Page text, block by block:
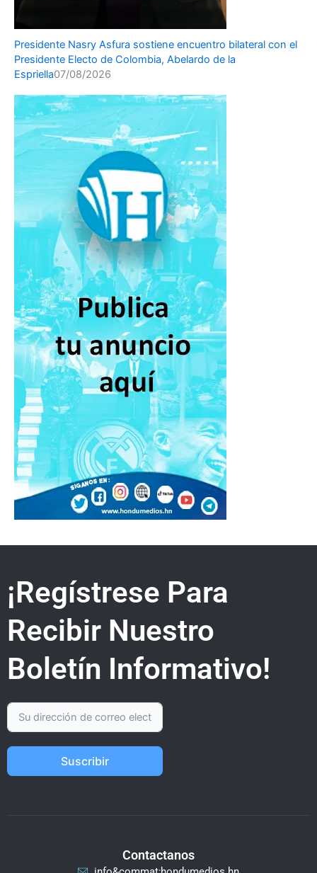
Presidente Nasry Asfura sostiene encuentro bilateral con el
Presidente Electo de Colombia, Abelardo de la
Espriella07/08/2026
¡Regístrese Para
Recibir Nuestro
Boletín Informativo!
Suscribir
Contactanos